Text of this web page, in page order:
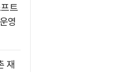
트
영
재